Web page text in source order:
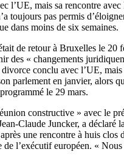
l’UE, mais sa rencontre
toujours pas permis
dans moins de six semaines.
de retour à Bruxelles le 20
des « changements
divorce conclu avec l’UE,
parlement en janvier, alors
le 29 mars.
constructive » avec le
Claude Juncker, a déclaré
une rencontre à huis clos
de l’exécutif européen. «